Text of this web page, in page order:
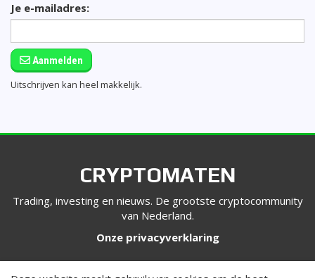
Je e-mailadres:
Aanmelden
Uitschrijven kan heel makkelijk.
CRYPTOMATEN
Trading, investing en nieuws. De grootste cryptocommunity
van Nederland.
Onze privacyverklaring
VOLG ONS